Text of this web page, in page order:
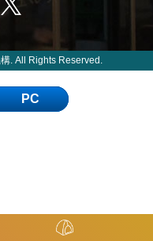
. All Rights Reserved.
PC